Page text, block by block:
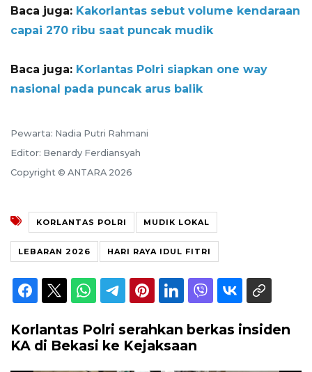
Baca juga: Kakorlantas sebut volume kendaraan
capai 270 ribu saat puncak mudik
Baca juga: Korlantas Polri siapkan one way
nasional pada puncak arus balik
Pewarta: Nadia Putri Rahmani
Editor: Benardy Ferdiansyah
Copyright © ANTARA 2026
KORLANTAS POLRI MUDIK LOKAL
LEBARAN 2026 HARI RAYA IDUL FITRI
Korlantas Polri serahkan berkas insiden
KA di Bekasi ke Kejaksaan